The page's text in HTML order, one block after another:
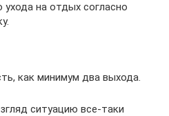
на отдых согласно
как минимум два выхода.
ситуацию все-таки